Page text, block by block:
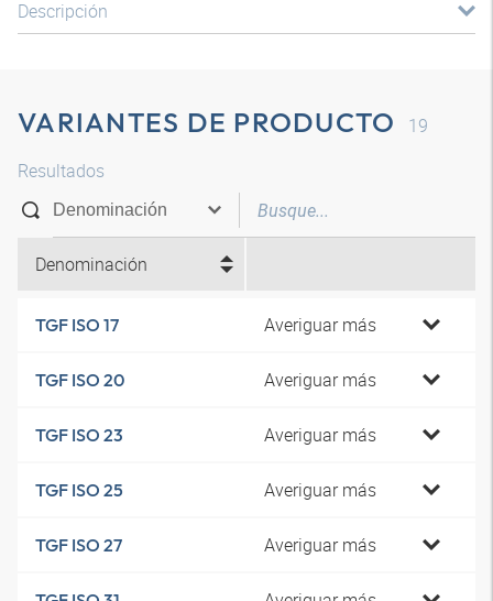
Descripción
VARIANTES DE PRODUCTO
19
Resultados
Denominación
TGF ISO 17 Averiguar más
TGF ISO 20 Averiguar más
TGF ISO 23 Averiguar más
TGF ISO 25 Averiguar más
TGF ISO 27 Averiguar más